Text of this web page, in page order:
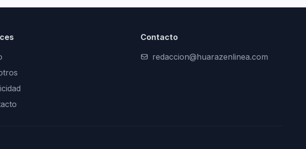
Contacto
redaccion@huarazenlinea.com